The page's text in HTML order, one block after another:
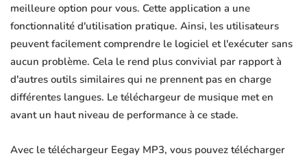
meilleure option pour vous. Cette application a une
fonctionnalité d'utilisation pratique. Ainsi, les utilisateurs
peuvent facilement comprendre le logiciel et l'exécuter sans
aucun problème. Cela le rend plus convivial par rapport à
d'autres outils similaires qui ne prennent pas en charge
différentes langues. Le téléchargeur de musique met en
avant un haut niveau de performance à ce stade.
Avec le téléchargeur Eegay MP3, vous pouvez télécharger